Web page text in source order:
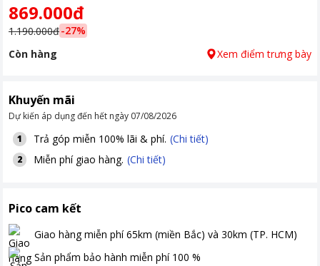
869.000đ
1.190.000đ-27%
Còn hàng
Xem điểm trưng bày
Khuyến mãi
Dự kiến áp dụng đến hết ngày 07/08/2026
1
Trả góp miễn 100% lãi & phí. (Chi tiết)
2 Miễn phí giao hàng. (Chi tiết)
Pico cam kết
Giao hàng miễn phí 65km (miền Bắc) và 30km (TP. HCM)
Sản phẩm bảo hành miễn phí 100 %